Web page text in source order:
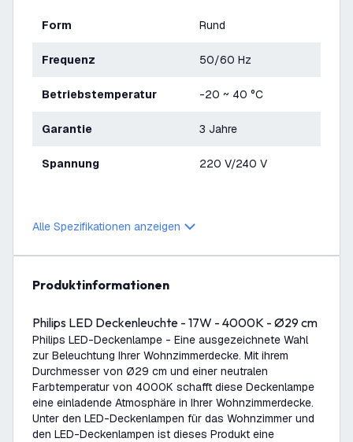
Form Rund
Frequenz 50/60 Hz
Betriebstemperatur -20 ~ 40 °C
Garantie 3 Jahre
Spannung 220 V/240 V
Alle Spezifikationen anzeigen
Produktinformationen
Philips LED Deckenleuchte - 17W - 4000K - Ø29 cm
Philips LED-Deckenlampe - Eine ausgezeichnete Wahl
zur Beleuchtung Ihrer Wohnzimmerdecke. Mit ihrem
Durchmesser von Ø29 cm und einer neutralen
Farbtemperatur von 4000K schafft diese Deckenlampe
eine einladende Atmosphäre in Ihrer Wohnzimmerdecke.
Unter den LED-Deckenlampen für das Wohnzimmer und
den LED-Deckenlampen ist dieses Produkt eine